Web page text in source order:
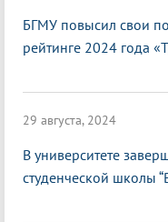
БГМУ повысил свои
рейтинге 2024 года
29 августа, 2024
В университете
студенческой школы